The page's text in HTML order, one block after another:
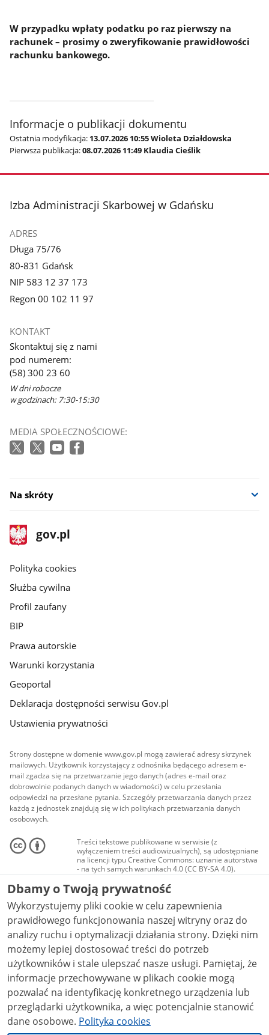
W przypadku wpłaty podatku po raz pierwszy na
rachunek – prosimy o zweryfikowanie prawidłowości
rachunku bankowego.
Informacje o publikacji dokumentu
Ostatnia modyfikacja: 13.07.2026 10:55 Wioleta Działdowska
Pierwsza publikacja:08.07.2026 11:49 Klaudia Cieślik
stopka
Izba Administracji Skarbowej w Gdańsku
ADRES
Długa 75/76
80-831 Gdańsk
NIP 583 12 37 173
Regon 00 102 11 97
KONTAKT
Skontaktuj się z nami
pod numerem:
(58) 300 23 60
W dni robocze
w godzinach: 7:30-15:30
MEDIA SPOŁECZNOŚCIOWE:
Na skróty
stopka
gov.pl
Strona
gov.pl
gov.pl
Polityka cookies
Służba cywilna
Profil zaufany
BIP
Prawa autorskie
Warunki korzystania
Geoportal
Deklaracja dostępności serwisu Gov.pl
Ustawienia prywatności
Strony dostępne w domenie www.gov.pl mogą zawierać adresy skrzynek
mailowych. Użytkownik korzystający z odnośnika będącego adresem e-
mail zgadza się na przetwarzanie jego danych (adres e-mail oraz
dobrowolnie podanych danych w wiadomości) w celu przesłania
odpowiedzi na przesłane pytania. Szczegóły przetwarzania danych przez
każdą z jednostek znajdują się w ich politykach przetwarzania danych
osobowych.
Treści tekstowe publikowane w serwisie (z
wyłączeniem treści audiowizualnych), są udostępniane
na licencji typu Creative Commons: uznanie autorstwa
- na tych samych warunkach 4.0 (CC BY-SA 4.0).
Materiały audiowizualne, w tym zdjęcia, materiały
audio i wideo, są udostępniane na licencji typu
Creative Commons: uznanie autorstwa użycie
niekomercyjne - bez utworów zależnych 4.0 (CC BY-
NC-ND 4.0), o ile nie jest to stwierdzone inaczej.
Dbamy o Twoją prywatność
Wykorzystujemy pliki cookie w celu zapewnienia
prawidłowego funkcjonowania naszej witryny oraz do
analizy ruchu i optymalizacji działania strony. Dzięki nim
możemy lepiej dostosować treści do potrzeb
użytkowników i stale ulepszać nasze usługi. Pamiętaj, że
informacje przechowywane w plikach cookie mogą
pozwalać na identyfikację konkretnego urządzenia lub
przeglądarki użytkownika, a więc potencjalnie stanowić
dane osobowe. Polityka cookies